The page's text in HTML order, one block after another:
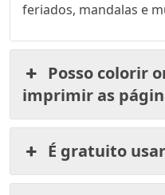
feriados, mandalas e
Posso colorir
imprimir as
É gratuito